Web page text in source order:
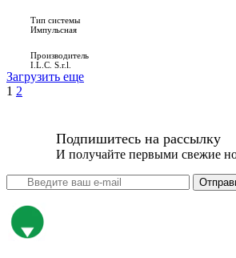
Тип системы
Импульсная
Производитель
I.L.C. S.r.l.
Загрузить еще
1 2
Подпишитесь на рассылку
И получайте первыми свежие